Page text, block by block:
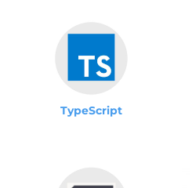
TypeScript